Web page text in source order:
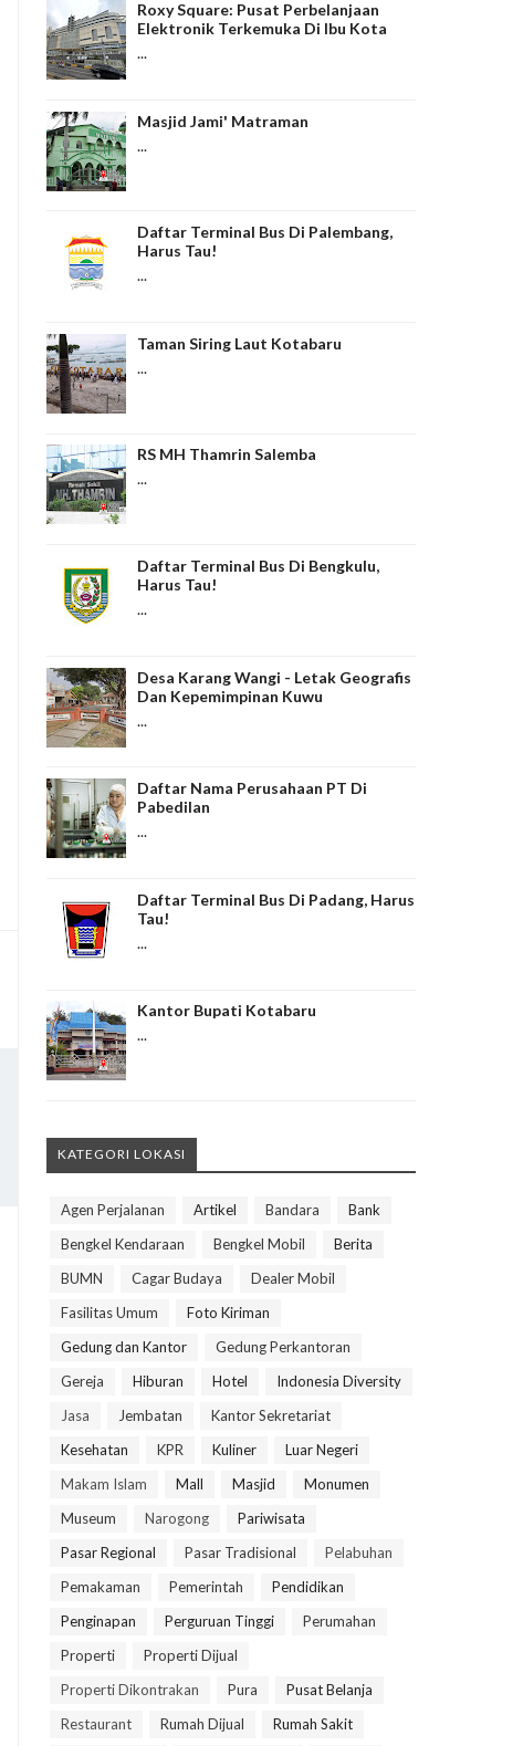
Roxy Square: Pusat Perbelanjaan
Elektronik Terkemuka Di Ibu Kota
...
Masjid Jami' Matraman
...
Daftar Terminal Bus Di Palembang,
Harus Tau!
...
Taman Siring Laut Kotabaru
...
RS MH Thamrin Salemba
...
Daftar Terminal Bus Di Bengkulu,
Harus Tau!
...
Desa Karang Wangi - Letak Geografis
Dan Kepemimpinan Kuwu
...
Daftar Nama Perusahaan PT Di
Pabedilan
...
Daftar Terminal Bus Di Padang, Harus
Tau!
...
Kantor Bupati Kotabaru
...
KATEGORI LOKASI
Agen Perjalanan Artikel Bandara
Bank
Bengkel Kendaraan
Bengkel Mobil
Berita
BUMN
Cagar Budaya
Dealer Mobil
Fasilitas Umum
Foto Kiriman
Gedung dan Kantor
Gedung Perkantoran
Gereja
Hiburan Hotel
Indonesia Diversity
Jasa
Jembatan
Kantor Sekretariat
Kesehatan
KPR Kuliner
Luar Negeri
Makam Islam
Mall Masjid
Monumen
Museum
Narogong
Pariwisata
Pasar Regional
Pasar Tradisional
Pelabuhan
Pemakaman
Pemerintah
Pendidikan
Penginapan
Perguruan Tinggi
Perumahan
Properti
Properti Dijual
Properti Dikontrakan
Pura
Pusat Belanja
Restaurant
Rumah Dijual
Rumah Sakit